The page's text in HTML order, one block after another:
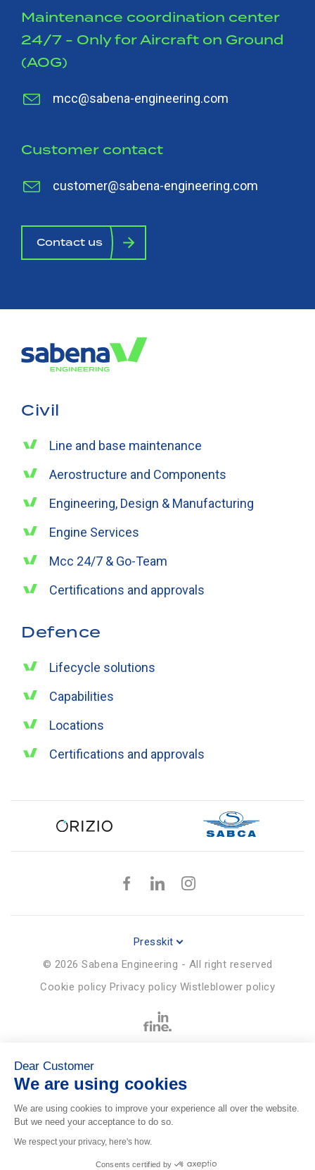
Maintenance coordination center
24/7 - Only for Aircraft on Ground
(AOG)
mcc@sabena-engineering.com
Customer contact
customer@sabena-engineering.com
Contact us
Civil
Line and base maintenance
Aerostructure and Components
Engineering, Design & Manufacturing
Engine Services
Mcc 24/7 & Go-Team
Certifications and approvals
Defence
Lifecycle solutions
Capabilities
Locations
Certifications and approvals
Presskit
© 2026 Sabena Engineering - All right reserved
Cookie policy Privacy policy Wistleblower policy
Dear Customer
We are using cookies
We are using cookies to improve your experience all over the website.
But we need your acceptance to do so.
We respect your privacy, here's how.
Consents certified by